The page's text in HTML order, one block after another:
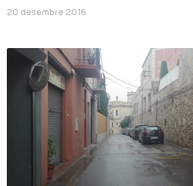
20 desembre 2016